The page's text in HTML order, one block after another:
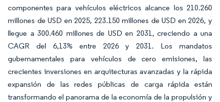
componentes para vehículos eléctricos alcance los 210.260
millones de USD en 2025, 223.150 millones de USD en 2026, y
llegue a 300.460 millones de USD en 2031, creciendo a una
CAGR del 6,13% entre 2026 y 2031. Los mandatos
gubernamentales para vehículos de cero emisiones, las
crecientes inversiones en arquitecturas avanzadas y la rápida
expansión de las redes públicas de carga rápida están
transformando el panorama de la economía de la propulsión y